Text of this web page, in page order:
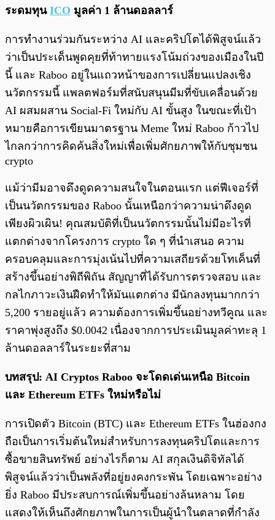
ระดมทุน ICO มูลค่า 1 ล้านดอลลาร์
การทำงานร่วมกันระหว่าง AI และคริปโตได้พิสูจน์แล้ว
ว่าเป็นประเด็นพูดคุยที่ท้าทายแรงโน้มถ่วงของเมืองในปี
นี้ และ Raboo อยู่ในแถวหน้าของการเปลี่ยนแปลงเชิง
นวัตกรรมนี้ แพลตฟอร์มที่สนับสนุนมีมที่ขับเคลื่อนด้วย
AI ผสมผสาน Social-Fi ใหม่กับ AI ขั้นสูง ในขณะที่เป้า
หมายคือการเขียนมาตรฐาน Meme ใหม่ Raboo ก้าวไป
ไกลกว่าการคิดค้นสิ่งใหม่เพื่อเพิ่มศักยภาพให้กับชุมชน
crypto
แม้ว่ามีมอาจดึงดูดความสนใจในตอนแรก แต่ฟีเจอร์ที่
เป็นนวัตกรรมของ Raboo นั้นเหนือกว่าความน่าดึงดูด
เพียงผิวเผิน! คุณสมบัติที่เป็นนวัตกรรมนั้นไม่มีอะไรที่
แตกต่างจากโครงการ crypto ใด ๆ ที่นำเสนอ ความ
ครอบคลุมและการมุ่งเน้นไปที่ความเสถียรด้วยโทเค็นที่
สร้างขึ้นอย่างพิถีพิถัน สัญญาที่ได้รับการตรวจสอบ และ
กลไกภาวะเงินฝืดทำให้มันแตกต่าง มีนักลงทุนมากกว่า
5,200 รายอยู่แล้ว ความต้องการเพิ่มขึ้นอย่างทวีคูณ และ
ราคาพุ่งสูงถึง $0.0042 เนื่องจากการประเมินมูลค่าทะลุ 1
ล้านดอลลาร์ในระยะที่สาม
บทสรุป: AI Cryptos Raboo จะโดดเด่นเหนือ Bitcoin
และ Ethereum ETFs ใหม่หรือไม่
การเปิดตัว Bitcoin (BTC) และ Ethereum ETFs ในฮ่องกง
ถือเป็นการเริ่มต้นใหม่สำหรับการลงทุนคริปโตและการ
ซื้อขายสินทรัพย์ อย่างไรก็ตาม AI สกุลเงินดิจิทัลได้
พิสูจน์แล้วว่าเป็นพลังที่อยู่ยงคงกระพัน โดยเฉพาะอย่าง
ยิ่ง Raboo มีประสบการณ์เพิ่มขึ้นอย่างล้นหลาม โดย
แสดงให้เห็นถึงศักยภาพในการเป็นผู้นำในตลาดที่กำลัง